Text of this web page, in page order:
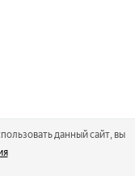
данный сайт, вы